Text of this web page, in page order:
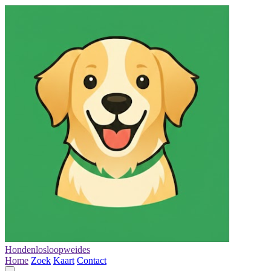
Hondenlosloopweides
Home Zoek Kaart Contact